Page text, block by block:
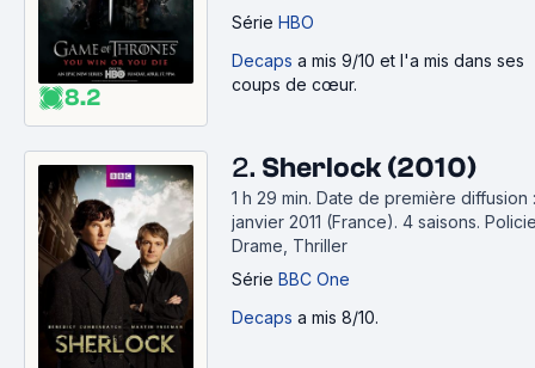
8.2
Série HBO
Decaps a mis 9/10 et l'a mis dans ses
coups de cœur.
2. Sherlock (2010)
1 h 29 min. Date de première diffusion
janvier 2011 (France). 4 saisons.
Drame, Thriller
Série BBC One
Decaps a mis 8/10.